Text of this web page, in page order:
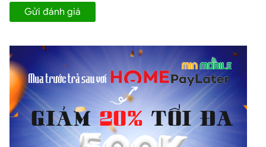
iPhone 7 32GB Hàn Quốc xách tay
Apple A10 fusion với 4 nhân thế hệ mới, bao gồm: 2 nhân nâng
trước máy có hiệu năng tốt hơn hẳn.
Về đồ họa, iPhone 7 giá rẻ , uy tín sử dụng GPU 6 nhân nhanh
hơn GPU trên chipset A9 Bionic đến 50%. Nhờ vậy mà dù chỉ
được trang bị RAM 2GB nhưng máy vẫn “quẩy” game 3D mượt
mà.
Hệ điều hành iOS 10 cũng giúp máy có tốc độ hoạt động tốt, ổn
Gửi đánh giá